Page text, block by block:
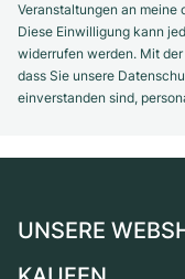
Veranstaltungen an meine
Diese Einwilligung kann
widerrufen werden. Mit
dass Sie unsere
einverstanden sind,
UNSERE
Deutschland